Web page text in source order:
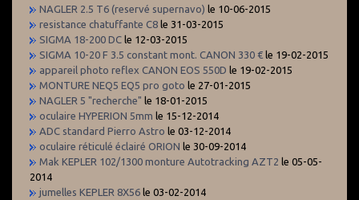
NAGLER 2.5 T6 (reservé supernavo) le 10-06-2015
resistance chatuffante C8 le 31-03-2015
SIGMA 18-200 DC le 12-03-2015
SIGMA 10-20 F 3.5 constant mont. CANON 330 € le 19-02-2015
appareil photo reflex CANON EOS 550D le 19-02-2015
MONTURE NEQ5 EQ5 pro goto le 27-01-2015
NAGLER 5 "recherche" le 18-01-2015
oculaire HYPERION 5mm le 15-12-2014
ADC standard Pierro Astro le 03-12-2014
oculaire réticulé éclairé ORION le 30-09-2014
Mak KEPLER 102/1300 monture Autotracking AZT2 le 05-05-
2014
jumelles KEPLER 8X56 le 03-02-2014